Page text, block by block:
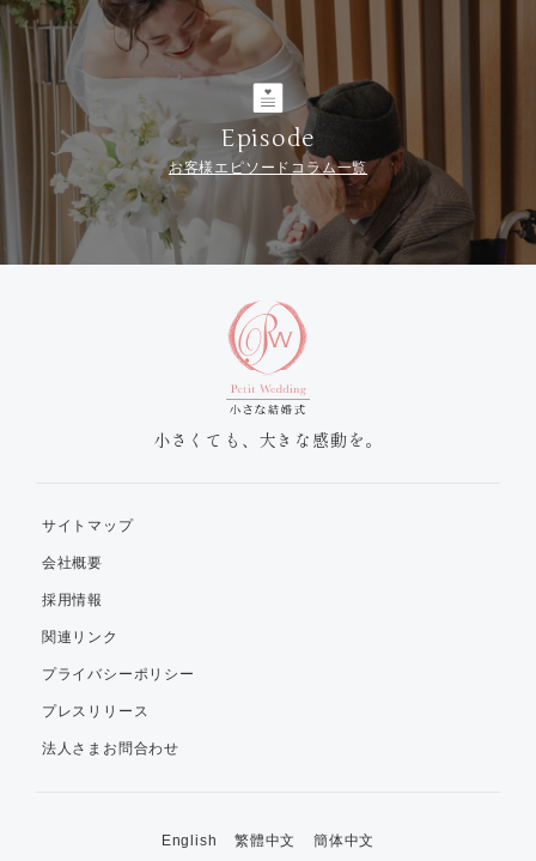
Episode
お客様エピソードコラム一覧
小さくても、大きな感動を。
サイトマップ
会社概要
採用情報
関連リンク
プライバシーポリシー
プレスリリース
法人さまお問合わせ
English 繁體中文 簡体中文